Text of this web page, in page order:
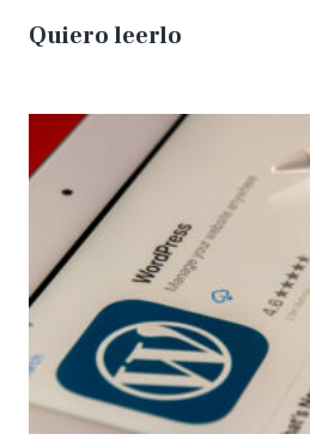
Quiero leerlo
una
una
WordCamp